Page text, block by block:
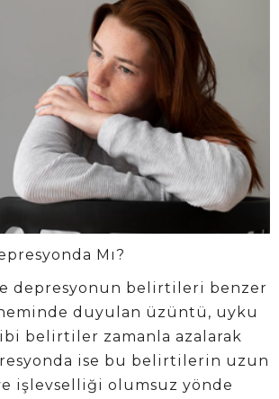
Mı?
depresyonun belirtileri benzer
duyulan üzüntü, uyku
belirtiler zamanla azalarak
ise bu belirtilerin uzun
işlevselliği olumsuz yönde